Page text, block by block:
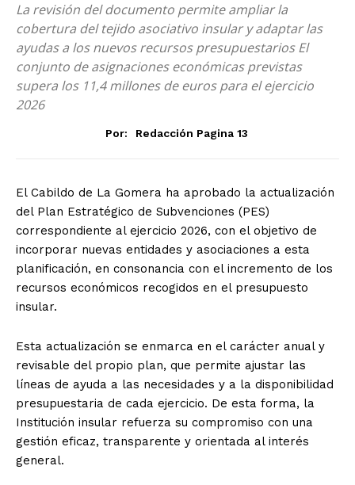
La revisión del documento permite ampliar la
cobertura del tejido asociativo insular y adaptar las
ayudas a los nuevos recursos presupuestarios El
conjunto de asignaciones económicas previstas
supera los 11,4 millones de euros para el ejercicio
2026
Por: Redacción Pagina 13
El Cabildo de La Gomera ha aprobado la actualización
del Plan Estratégico de Subvenciones (PES)
correspondiente al ejercicio 2026, con el objetivo de
incorporar nuevas entidades y asociaciones a esta
planificación, en consonancia con el incremento de los
recursos económicos recogidos en el presupuesto
insular.
Esta actualización se enmarca en el carácter anual y
revisable del propio plan, que permite ajustar las
líneas de ayuda a las necesidades y a la disponibilidad
presupuestaria de cada ejercicio. De esta forma, la
Institución insular refuerza su compromiso con una
gestión eficaz, transparente y orientada al interés
general.